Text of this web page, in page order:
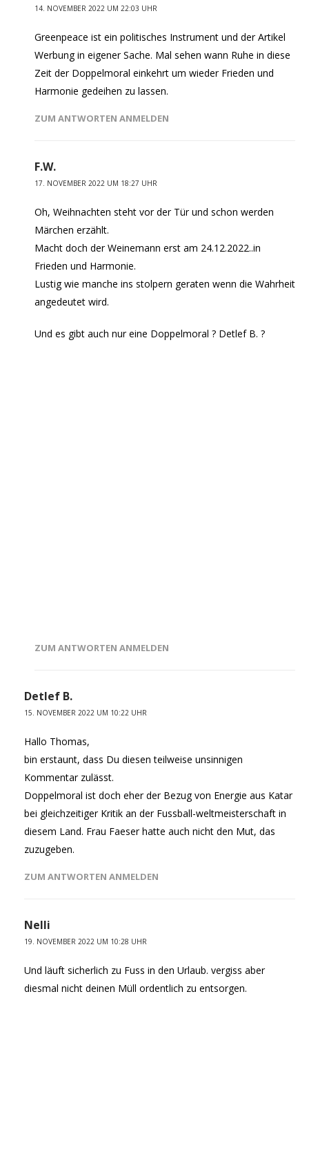
14. NOVEMBER 2022 UM 22:03 UHR
Greenpeace ist ein politisches Instrument und der Artikel
Werbung in eigener Sache. Mal sehen wann Ruhe in diese
Zeit der Doppelmoral einkehrt um wieder Frieden und
Harmonie gedeihen zu lassen.
ZUM ANTWORTEN ANMELDEN
F.W.
17. NOVEMBER 2022 UM 18:27 UHR
Oh, Weihnachten steht vor der Tür und schon werden
Märchen erzählt.
Macht doch der Weinemann erst am 24.12.2022..in
Frieden und Harmonie.
Lustig wie manche ins stolpern geraten wenn die Wahrheit
angedeutet wird.
Und es gibt auch nur eine Doppelmoral ? Detlef B. ?
ZUM ANTWORTEN ANMELDEN
Detlef B.
15. NOVEMBER 2022 UM 10:22 UHR
Hallo Thomas,
bin erstaunt, dass Du diesen teilweise unsinnigen
Kommentar zulässt.
Doppelmoral ist doch eher der Bezug von Energie aus Katar
bei gleichzeitiger Kritik an der Fussball-weltmeisterschaft in
diesem Land. Frau Faeser hatte auch nicht den Mut, das
zuzugeben.
ZUM ANTWORTEN ANMELDEN
Nelli
19. NOVEMBER 2022 UM 10:28 UHR
Und läuft sicherlich zu Fuss in den Urlaub. vergiss aber
diesmal nicht deinen Müll ordentlich zu entsorgen.